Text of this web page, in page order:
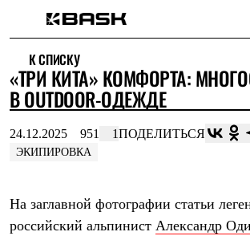
Интернет-магазин
Мужская одежда
Утепленная пухом
Куртки
Жилеты
Комбинезоны
Брюки
Штормовая одежда
Куртки
К СПИСКУ
«ТРИ КИТА» КОМФОРТА:
В OUTDOOR-ОДЕЖДЕ
24.12.2025 951 1ПОДЕЛИТЬСЯ
ЭКИПИРОВКА
На заглавной фотографии статьи
российский альпинист Александр